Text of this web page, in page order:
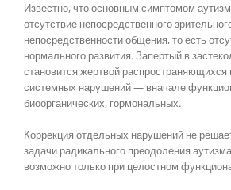
Известно, что основным симптомом
отсутствие непосредственного
непосредственности общения, то есть
нормального развития. Запертый в
становится жертвой распространяющихся
системных нарушений — вначале
биоорганических, гормональных.
Коррекция отдельных нарушений не
задачи радикального преодоления
возможно только при целостном